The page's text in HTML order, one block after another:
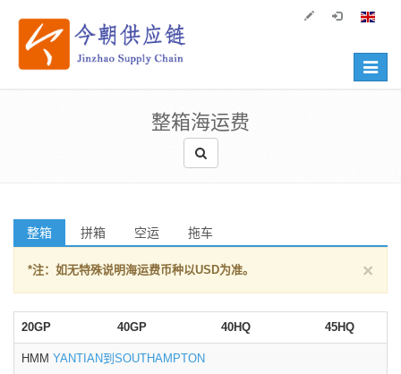
Toggle
整箱海运费
整箱 拼箱 空运 拖车
×
*注：如无特殊说明海运费币种以USD为准。
20GP 40GP 40HQ 45HQ
HMM YANTIAN到SOUTHAMPTON